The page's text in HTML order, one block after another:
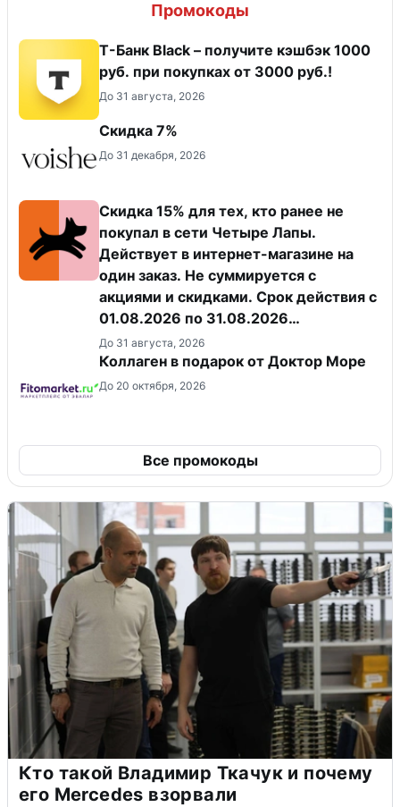
Промокоды
Т-Банк Black – получите кэшбэк 1000
руб. при покупках от 3000 руб.!
До 31 августа, 2026
​Скидка 7%
До 31 декабря, 2026
Скидка 15% для тех, кто ранее не
покупал в сети Четыре Лапы.
Действует в интернет-магазине на
один заказ. Не суммируется с
акциями и скидками. Срок действия с
01.08.2026 по 31.08.2026
(включительно).
До 31 августа, 2026
Коллаген в подарок от Доктор Море
До 20 октября, 2026
Все промокоды
Кто такой Владимир Ткачук и почему
его Mercedes взорвали